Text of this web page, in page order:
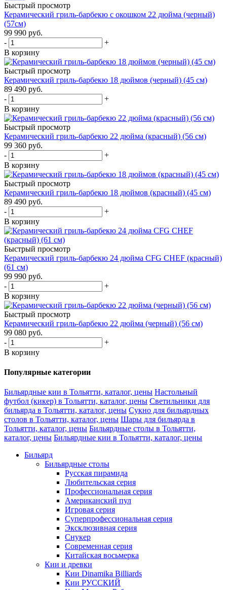
Быстрый просмотр
Керамический гриль-барбекю с окошком 22 дюйма (черный)
(57см)
99 990 руб.
-
+
В корзину
Быстрый просмотр
Керамический гриль-барбекю 18 дюймов (черный) (45 см)
89 490 руб.
-
+
В корзину
Быстрый просмотр
Керамический гриль-барбекю 22 дюйма (красный) (56 см)
99 360 руб.
-
+
В корзину
Быстрый просмотр
Керамический гриль-барбекю 18 дюймов (красный) (45 см)
89 490 руб.
-
+
В корзину
Быстрый просмотр
Керамический гриль-барбекю 24 дюйма CFG CHEF (красный)
(61 см)
99 990 руб.
-
+
В корзину
Быстрый просмотр
Керамический гриль-барбекю 22 дюйма (черный) (56 см)
99 080 руб.
-
+
В корзину
Популярные категории
Бильярдные кии в Тольятти, каталог, цены Настольный
футбол (кикер) в Тольятти, каталог, цены Светильники для
бильярда в Тольятти, каталог, цены Сукно для бильярдных
столов в Тольятти, каталог, цены Шары для бильярда в
Тольятти, каталог, цены Бильярдные столы в Тольятти,
каталог, цены Бильярдные кии в Тольятти, каталог, цены
Бильярд
Бильярдные столы
Русская пирамида
Любительская серия
Профессиональная серия
Американский пул
Игровая серия
Суперпрофессиональная серия
Эксклюзивная серия
Снукер
Современная серия
Китайская восьмерка
Кии и древки
Кии Dinamika Billiards
Кии РУССКИЙ